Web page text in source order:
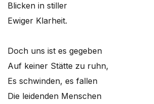
Blicken in stiller
Ewiger Klarheit.
Doch uns ist es gegeben
Auf keiner Stätte zu ruhn,
Es schwinden, es fallen
Die leidenden Menschen